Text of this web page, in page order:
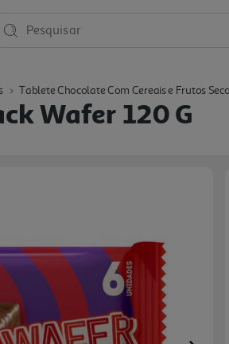
Pesquisar
Tablete Chocolate Com Cereais e Frutos
Wafer 120 G